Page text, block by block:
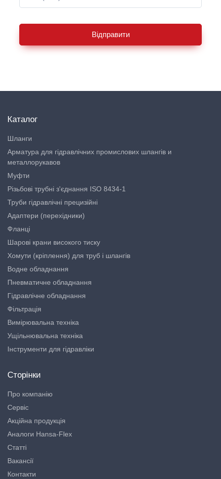
Відправити
Каталог
Шланги
Арматура для гідравлічних промислових шлангів и
металлорукавов
Муфти
Різьбові трубні з'єднання ISO 8434-1
Труби гідравлічні прецизійні
Адаптери (перехідники)
Фланці
Шарові крани високого тиску
Хомути (кріплення) для труб і шлангів
Водне обладнання
Пневматичне обладнання
Гідравлічне обладнання
Фільтрація
Вимірювальна техніка
Ущільнювальна техніка
Інструменти для гідравліки
Сторінки
Про компанію
Сервіс
Акційна продукція
Аналоги Hansa-Flex
Статті
Вакансії
Контакти